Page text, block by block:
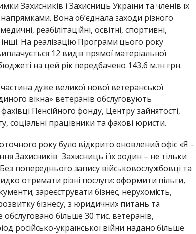
Захисників і Захисниць України та членів їх
Вона об’єднала заходи різного
реабілітаційні, освітні, спортивні,
На реалізацію Програми цього року
12 видів прямої матеріальної
на цей рік передбачено 143,6 млн грн.
дуже великої нової ветеранської
вікна» ветеранів обслуговують
Пенсійного фонду, Центру зайнятості,
соціальні працівники та фахові юристи.
року було відкрито оновлений офіс «Я –
Захисників Захисниць і їх родин – не тільки
попереднього запису військовослужбовці та
отримати різні послуги: оформити пільги,
зареєструвати бізнес, нерухомість,
бізнесу, з юридичних питань та
обслуговано більше 30 тис. ветеранів,
російсько-української війни надано більше